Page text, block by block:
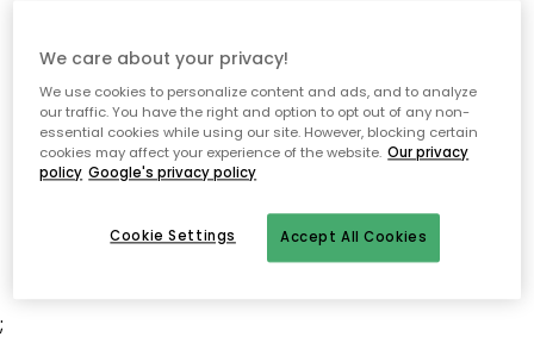
Tämä voi johtua siitä, että sivua ei enää ole tai siitä, että se
on siirretty muualle. Pahoittelemme tästä mahdollisesti
aiheutunutta häiriötä. Voit kokeilla uudelleen yllä olevasta
valikosta tai siirtyä takaisin aloitussivustolle.
;
We care about your privacy!
We use cookies to personalize content and ads, and to analyze
our traffic. You have the right and option to opt out of any non-
essential cookies while using our site. However, blocking certain
cookies may affect your experience of the website. Our privacy
policy Google's privacy policy
Accept All Cookies
Cookie Settings